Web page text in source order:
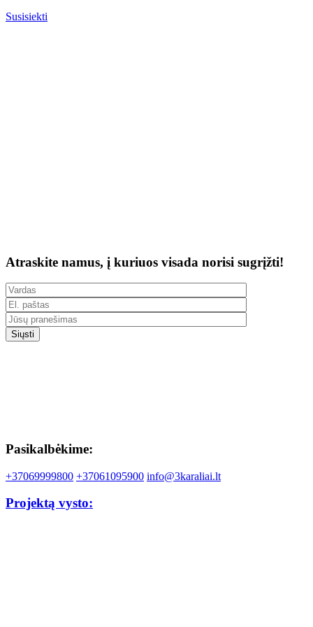
Susisiekti
Atraskite namus, į kuriuos visada norisi sugrįžti!
Pasikalbėkime:
+37069999800 +37061095900 info@3karaliai.lt
Projektą vysto: